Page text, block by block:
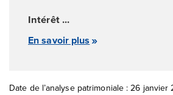
Intérêt ...
En savoir plus
Date de l’analyse patrimoniale : 26 janvier